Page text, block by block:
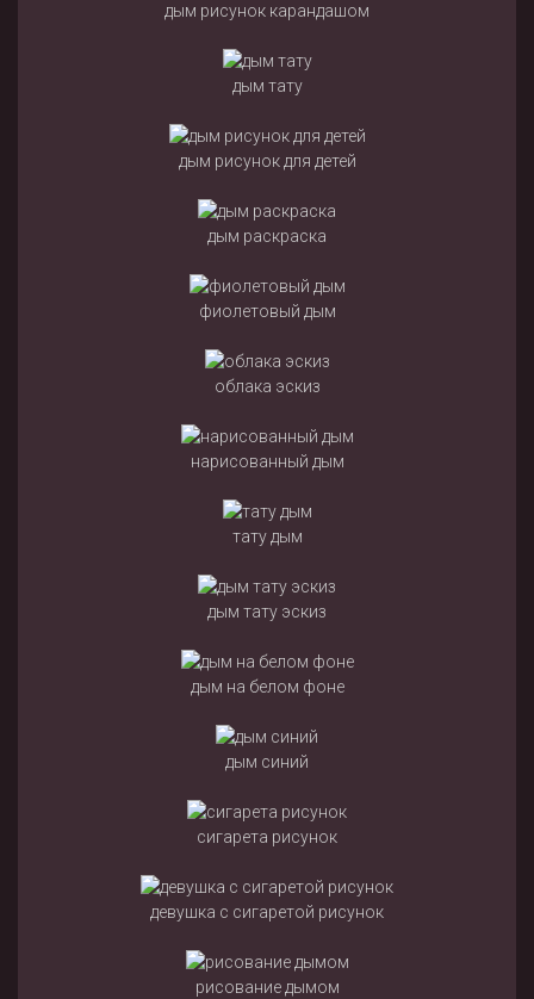
дым рисунок карандашом
дым тату
дым рисунок для детей
дым раскраска
фиолетовый дым
облака эскиз
нарисованный дым
тату дым
дым тату эскиз
дым на белом фоне
дым синий
сигарета рисунок
девушка с сигаретой рисунок
рисование дымом